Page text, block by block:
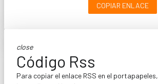
COPIAR ENLACE
close
Código Rss
Para copiar el enlace RSS en el portapapeles,